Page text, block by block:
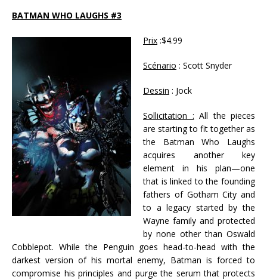
BATMAN WHO LAUGHS #3
Prix :$4.99
Scénario : Scott Snyder
Dessin : Jock
Sollicitation : All the pieces
are starting to fit together as
the Batman Who Laughs
acquires another key
element in his plan—one
that is linked to the founding
fathers of Gotham City and
to a legacy started by the
Wayne family and protected
by none other than Oswald
Cobblepot. While the Penguin goes head-to-head with the
darkest version of his mortal enemy, Batman is forced to
compromise his principles and purge the serum that protects